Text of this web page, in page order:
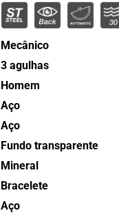
Mecânico
3 agulhas
Homem
Aço
Aço
Fundo transparente
Mineral
Bracelete
Aço